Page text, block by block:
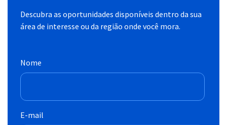
Descubra as oportunidades disponíveis dentro da sua
área de interesse ou da região onde você mora.
Nome
E-mail